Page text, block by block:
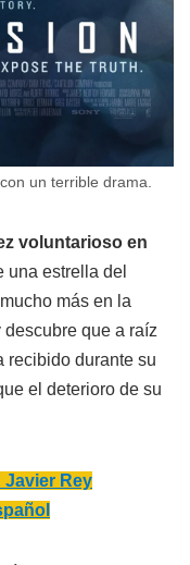
un terrible drama.
voluntarioso en
una estrella del
más en la
que a raíz
recibido durante su
el deterioro de su
Javier Rey